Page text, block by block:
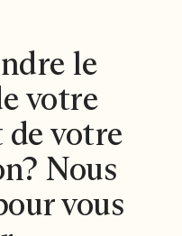
le
votre
votre
Nous
vous